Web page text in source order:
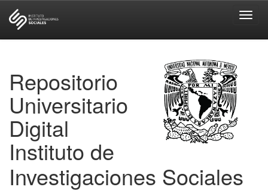
Repositorio
Universitario
Digital
Instituto de
Investigaciones Sociales